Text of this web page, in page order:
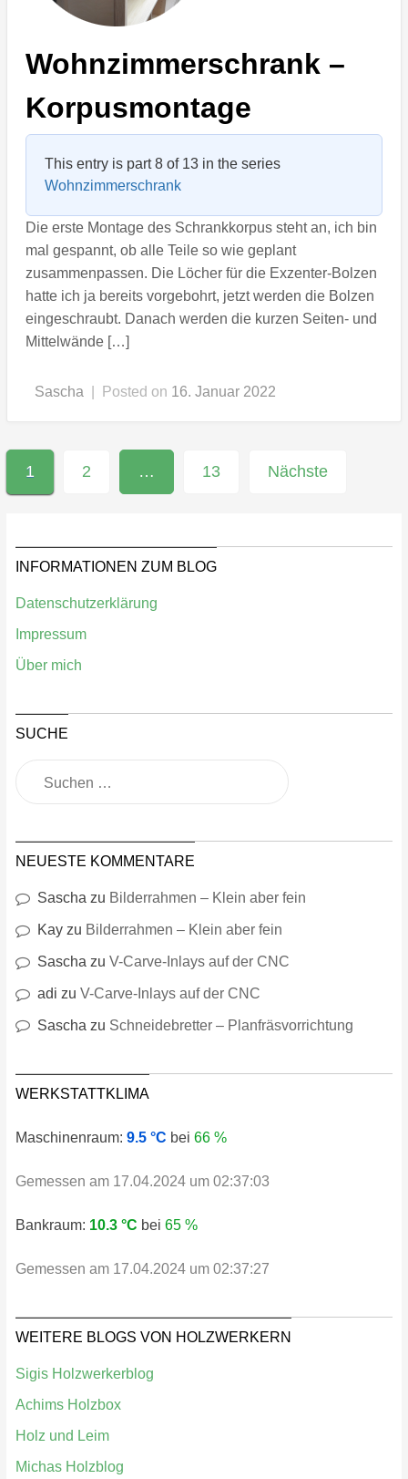
Wohnzimmerschrank –
Korpusmontage
This entry is part 8 of 13 in the series
Wohnzimmerschrank
Die erste Montage des Schrankkorpus steht an, ich bin
mal gespannt, ob alle Teile so wie geplant
zusammenpassen. Die Löcher für die Exzenter-Bolzen
hatte ich ja bereits vorgebohrt, jetzt werden die Bolzen
eingeschraubt. Danach werden die kurzen Seiten- und
Mittelwände […]
Sascha Posted on 16. Januar 2022
Seitennummerierung
der
1 2 … 13 Nächste
INFORMATIONEN ZUM BLOG
Datenschutzerklärung
Impressum
Über mich
SUCHE
NEUESTE KOMMENTARE
Saschazu Bilderrahmen – Klein aber fein
Kayzu Bilderrahmen – Klein aber fein
Sascha zu V-Carve-Inlays auf der CNC
adi zu V-Carve-Inlays auf der CNC
Sascha zu Schneidebretter – Planfräsvorrichtung
WERKSTATTKLIMA
Maschinenraum: 9.5 °C bei 66 %
Gemessen am 17.04.2024 um 02:37:03
Bankraum: 10.3 °C bei 65 %
Gemessen am 17.04.2024 um 02:37:27
WEITERE BLOGS VON HOLZWERKERN
Sigis Holzwerkerblog
Achims Holzbox
Holz und Leim
Michas Holzblog